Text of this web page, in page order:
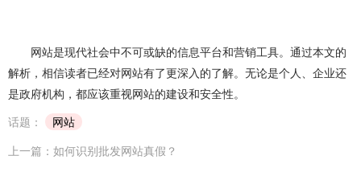
网站是现代社会中不可或缺的信息平台和营销工具。通过本文的
解析，相信读者已经对网站有了更深入的了解。无论是个人、企业还
是政府机构，都应该重视网站的建设和安全性。
话题：
网站
上一篇：如何识别批发网站真假？